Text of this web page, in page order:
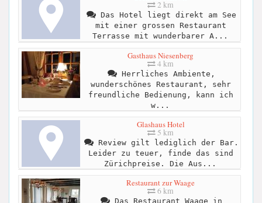
2 km
Das Hotel liegt direkt am See
mit einer grossen Restaurant
Terrasse mit wunderbarer A...
Gasthaus Niesenberg
4 km
Herrliches Ambiente,
wunderschönes Restaurant, sehr
freundliche Bedienung, kann ich
w...
Glashaus Hotel
5 km
Review gilt lediglich der Bar.
Leider zu teuer, finde das sind
Zürichpreise. Die Aus...
Restaurant zur Waage
6 km
Das Restaurant Waage in